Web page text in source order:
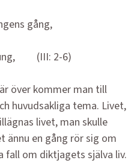
gång,
(III: 2-6)
över kommer man till
huvudsakliga tema. Livet,
livet, man skulle
ännu en gång rör sig om
fall om diktjagets själva liv.